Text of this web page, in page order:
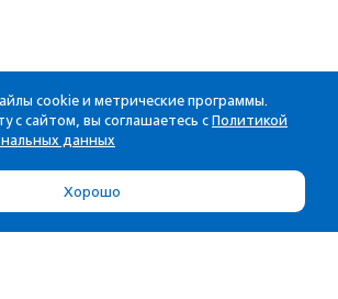
cookie и метрические программы.
с сайтом, вы соглашаетесь с Политикой
данных
Хорошо